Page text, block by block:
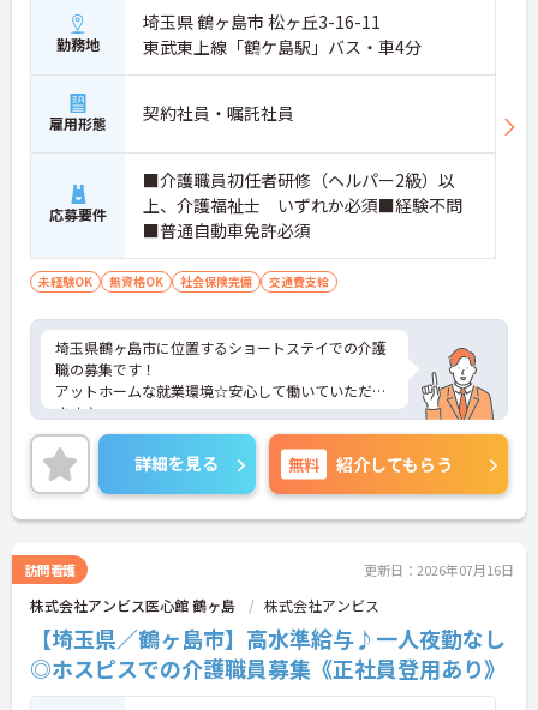
勤務地
埼玉県 鶴ヶ島市 松ヶ丘3-16-11
東武東上線「鶴ケ島駅」バス・車4分
雇用形態 契約社員・嘱託社員
応募要件
■介護職員初任者研修（ヘルパー2級）以
上、介護福祉士 いずれか必須■経験不問
■普通自動車免許必須
未経験OK 無資格OK 社会保険完備 交通費支給
埼玉県鶴ヶ島市に位置するショートステイでの介護
職の募集です！
アットホームな就業環境☆安心して働いていただけ
ます♪
ご興味ある方には、面接対策ポイントなど、さらに
詳細をお話しいたしますのでお気軽にご相談くださ
い。
詳細を見る 無料 紹介してもらう
訪問看護 更新日：2026年07月16日
株式会社アンビス医心館 鶴ヶ島 株式会社アンビス
【埼玉県／鶴ヶ島市】高水準給与♪一人夜勤なし
◎ホスピスでの介護職員募集《正社員登用あり》